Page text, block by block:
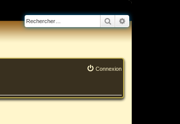
RechercherRecherche
Connexion